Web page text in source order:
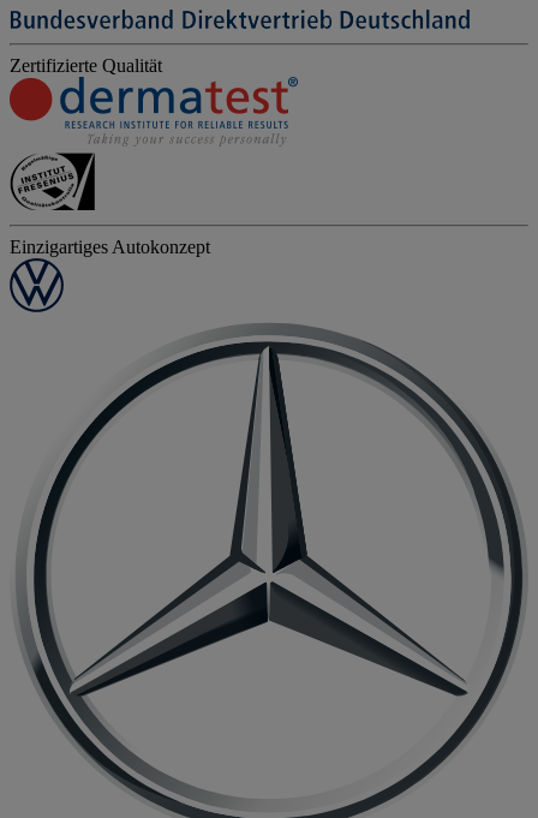
Zertifizierte Qualität
Einzigartiges Autokonzept